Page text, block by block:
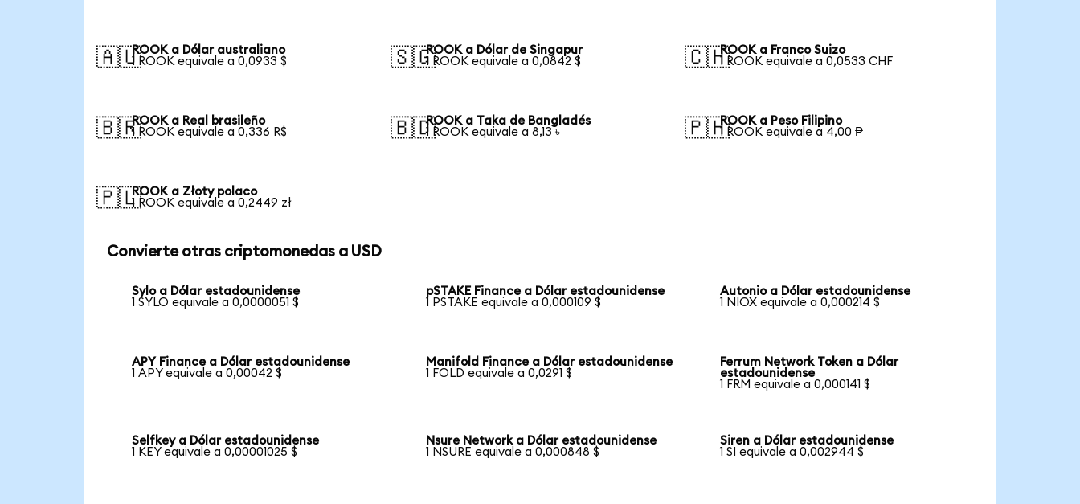
🇦🇺ROOK a Dólar australiano
1 ROOK equivale a 0,0933 $
🇸🇬ROOK a Dólar de Singapur
1 ROOK equivale a 0,0842 $
🇨🇭ROOK a Franco Suizo
1 ROOK equivale a 0,0533 CHF
🇧🇷ROOK a Real brasileño
1 ROOK equivale a 0,336 R$
🇧🇩ROOK a Taka de Bangladés
1 ROOK equivale a 8,13 ৳
🇵🇭ROOK a Peso Filipino
1 ROOK equivale a 4,00 ₱
🇵🇱ROOK a Złoty polaco
1 ROOK equivale a 0,2449 zł
Convierte otras criptomonedas a USD
Sylo a Dólar estadounidense
1 SYLO equivale a 0,0000051 $
pSTAKE Finance a Dólar estadounidense
1 PSTAKE equivale a 0,000109 $
Autonio a Dólar estadounidense
1 NIOX equivale a 0,000214 $
APY Finance a Dólar estadounidense
1 APY equivale a 0,00042 $
Manifold Finance a Dólar estadounidense
1 FOLD equivale a 0,0291 $
Ferrum Network Token a Dólar
estadounidense
1 FRM equivale a 0,000141 $
Selfkey a Dólar estadounidense
1 KEY equivale a 0,00001025 $
Nsure Network a Dólar estadounidense
1 NSURE equivale a 0,000848 $
Siren a Dólar estadounidense
1 SI equivale a 0,002944 $